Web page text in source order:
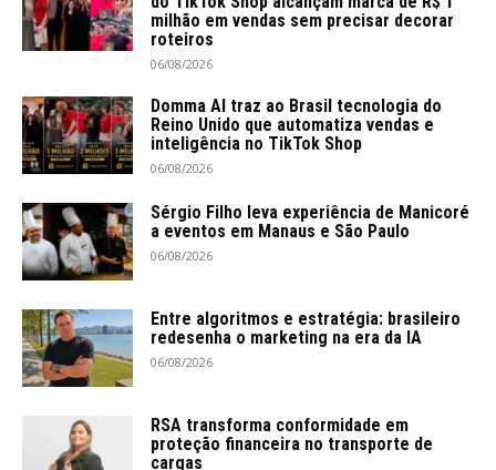
milhão em vendas sem precisar decorar
roteiros
06/08/2026
Domma AI traz ao Brasil tecnologia do
Reino Unido que automatiza vendas e
inteligência no TikTok Shop
06/08/2026
Sérgio Filho leva experiência de Manicoré
a eventos em Manaus e São Paulo
06/08/2026
Entre algoritmos e estratégia: brasileiro
redesenha o marketing na era da IA
06/08/2026
RSA transforma conformidade em
proteção financeira no transporte de
cargas